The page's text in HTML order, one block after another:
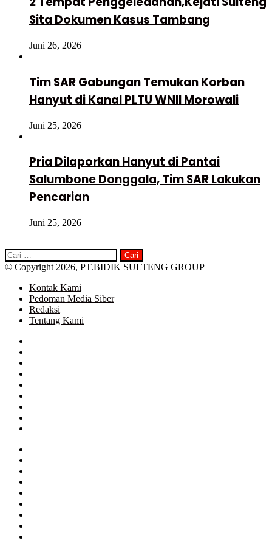
Sita Dokumen Kasus Tambang
Juni 26, 2026
Tim SAR Gabungan Temukan Korban
Hanyut di Kanal PLTU WNII Morowali
Juni 25, 2026
Pria Dilaporkan Hanyut di Pantai
Salumbone Donggala, Tim SAR Lakukan
Pencarian
Juni 25, 2026
Cari
untuk:
© Copyright 2026, PT.BIDIK SULTENG GROUP
Kontak Kami
Pedoman Media Siber
Redaksi
Tentang Kami
Facebook
Twitter
Google+
WhatsApp
Telegram
Close